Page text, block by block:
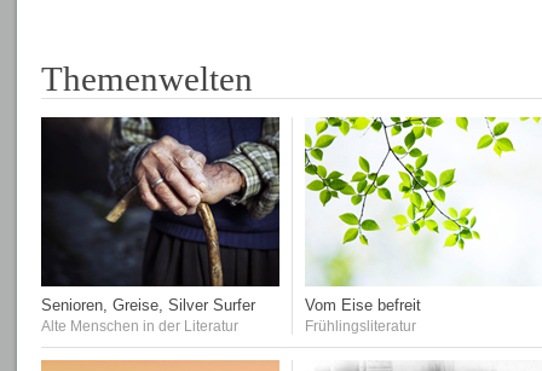
Themenwelten
Senioren, Greise, Silver Surfer
Alte Menschen in der Literatur
Vom Eise befreit
Frühlingsliteratur